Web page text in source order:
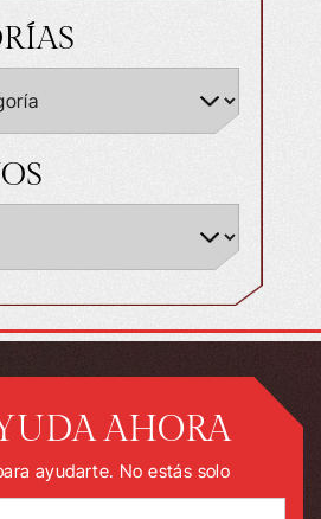
AHORA
ayudarte. No estás solo